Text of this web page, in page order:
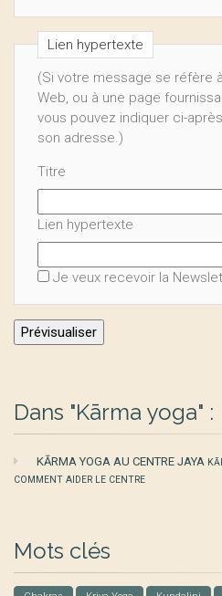
Lien hypertexte
(Si votre message se réfère
Web, ou à une page
vous pouvez indiquer ci-
son adresse.)
Titre
Lien hypertexte
Je veux recevoir la
Dans "Kārma yoga" :
KĀRMA YOGA AU CENTRE JAYA
COMMENT AIDER LE CENTRE
Mots clés